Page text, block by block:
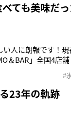
ても美味だっ
人に朗報です！
＆BAR」全国4店
美しい歌声とお#
23年の軌跡